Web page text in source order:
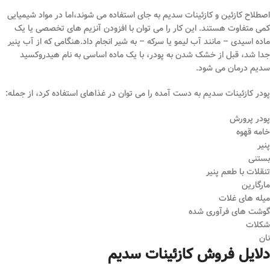
اصطلاح کازئین و کازئینات سدیم به جای استفاده می شوند،اما در مواد شیمیایی
کمی متفاوت هستند. این کار را می توان با افزودن آنزیم های تخصصی یا یک
ماده اسیدی – مانند آب لیمو یا سرکه – به شیر انجام داد.هنگامی که از آب پنیر
جدا شد، قبل از خشک شدن به پودر، با یک ماده اساسی به نام هیدروکسید
سدیم درمان می شود.
پودر کازئینات سدیم به دست آمده را می توان در غذاهای استفاده کرد، از جمله:
پودر پرورش
خامه قهوه
پنیر
بستنی
تنقلات با طعم پنیر
مارگارین
میله های غلات
گوشت های فرآوری شده
شکلات
نان
دلایل فروش کازئینات سدیم